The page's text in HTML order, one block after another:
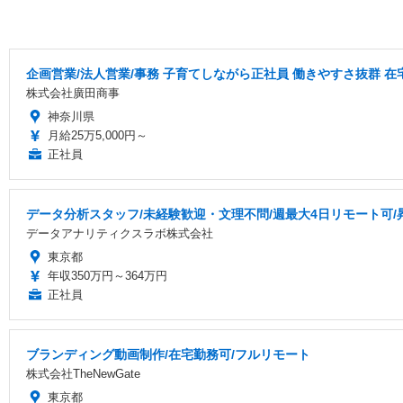
企画営業/法人営業/事務 子育てしながら正社員 働きやすさ抜群 在
株式会社廣田商事
神奈川県
月給25万5,000円～
正社員
データ分析スタッフ/未経験歓迎・文理不問/週最大4日リモート可
データアナリティクスラボ株式会社
東京都
年収350万円～364万円
正社員
ブランディング動画制作/在宅勤務可/フルリモート
株式会社TheNewGate
東京都